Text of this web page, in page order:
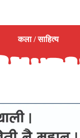
कला / साहित्य